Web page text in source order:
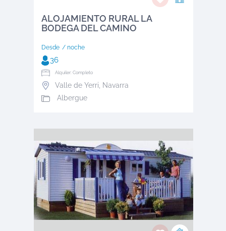
ALOJAMIENTO RURAL LA
BODEGA DEL CAMINO
Desde / noche
36
Alquiler: Completo
Valle de Yerri
Navarra
Albergue